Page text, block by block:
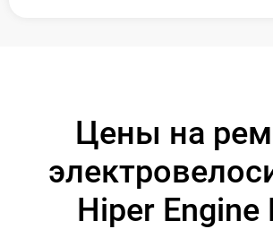
Цены на
Hiper Engine